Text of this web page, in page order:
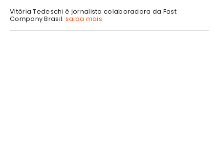
Vitória Tedeschi é jornalista colaboradora da Fast
Company Brasil. saiba mais